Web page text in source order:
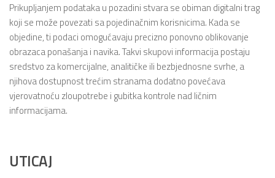
Prikupljanjem podataka u pozadini stvara se obiman digitalni trag
koji se može povezati sa pojedinačnim korisnicima. Kada se
objedine, ti podaci omogućavaju precizno ponovno oblikovanje
obrazaca ponašanja i navika. Takvi skupovi informacija postaju
sredstvo za komercijalne, analitičke ili bezbjednosne svrhe, a
njihova dostupnost trećim stranama dodatno povećava
vjerovatnoću zloupotrebe i gubitka kontrole nad ličnim
informacijama.
UTICAJ